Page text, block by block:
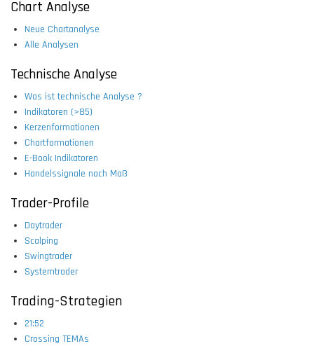
Chart Analyse
Neue Chartanalyse
Alle Analysen
Technische Analyse
Was ist technische Analyse ?
Indikatoren (>85)
Kerzenformationen
Chartformationen
E-Book Indikatoren
Handelssignale nach Maß
Trader-Profile
Daytrader
Scalping
Swingtrader
Systemtrader
Trading-Strategien
21:52
Crossing TEMAs